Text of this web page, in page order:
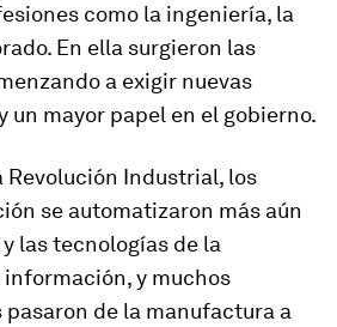
como la ingeniería, la
En ella surgieron las
a exigir nuevas
un mayor papel en el gobierno.
Revolución Industrial, los
se automatizaron más aún
las tecnologías de la
y muchos
pasaron de la manufactura a